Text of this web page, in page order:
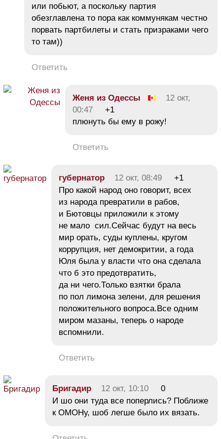
или побьют, а поскольку партия
обезглавлена то пора как коммунякам честно
порвать партбилеты и стать призраками чего
то там))
Ответить
Женя из Одессы
12 окт,
00:47
+1
плюнуть бы ему в рожу!
Ответить
губернатор 12 окт, 08:49
+1
Про какой народ оно говорит, всех
из народа превратили в рабов,
и Бютовцы приложили к этому
не мало сил.Сейчас будут на весь
мир орать, суды куплены, кругом
коррупция, нет демокритии, а года
Юля была у власти что она сделала
что б это предотвратить,
да ни чего.Только взятки брала
по пол лимона зелени, для решения
положительного вопроса.Все одним
миром мазаны, теперь о народе
вспомнили.
Ответить
Бригадир 12 окт, 10:10
0
И шо они туда все поперлись? Поближе
к ОМОНу, шоб легше было их вязать.